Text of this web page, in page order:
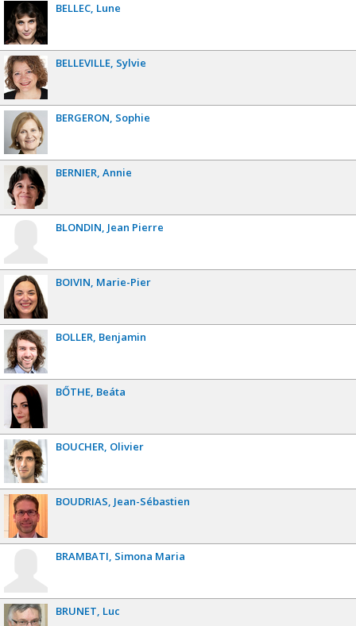
BELLEC Lune
BELLEVILLE Sylvie
BERGERON Sophie
BERNIER Annie
BLONDIN Jean Pierre
BOIVIN Marie-Pier
BOLLER Benjamin
BŐTHE Beáta
BOUCHER Olivier
BOUDRIAS Jean-Sébastien
BRAMBATI Simona Maria
BRUNET Luc